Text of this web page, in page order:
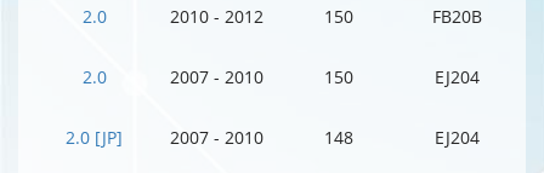
2.0 2010 - 2012 150 FB20B
2.0 2007 - 2010 150 EJ204
2.0 [JP] 2007 - 2010 148 EJ204